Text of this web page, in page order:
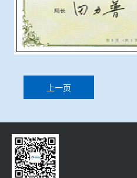
上一页